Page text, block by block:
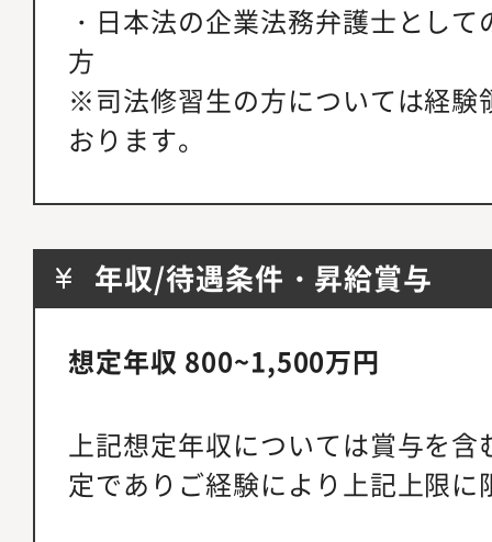
・日本法の企業法務弁護士とし
方
※司法修習生の方については経験
おります。
年収/待遇条件・昇給賞与
想定年収 800~1,500万円
上記想定年収については賞与を
定でありご経験により上記上限に